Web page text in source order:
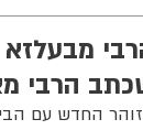
הרבי
החדש עם